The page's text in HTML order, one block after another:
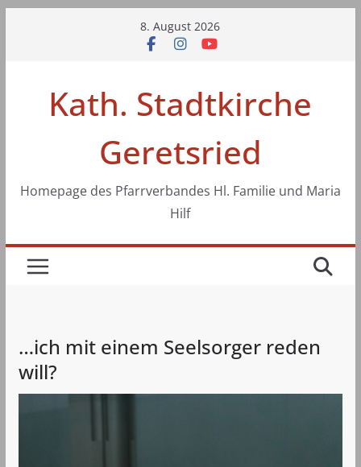
8. August 2026
Kath. Stadtkirche
Geretsried
Homepage des Pfarrverbandes Hl. Familie und Maria
Hilf
…ich mit einem Seelsorger reden
will?